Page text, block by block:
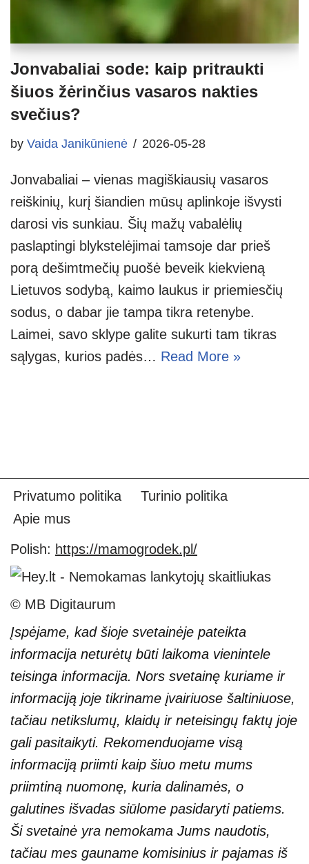
Jonvabaliai sode: kaip pritraukti
šiuos žėrinčius vasaros nakties
svečius?
by Vaida Janikūnienė 2026-05-28
Jonvabaliai – vienas magiškiausių vasaros
reiškinių, kurį šiandien mūsų aplinkoje išvysti
darosi vis sunkiau. Šių mažų vabalėlių
paslaptingi blykstelėjimai tamsoje dar prieš
porą dešimtmečių puošė beveik kiekvieną
Lietuvos sodybą, kaimo laukus ir priemiesčių
sodus, o dabar jie tampa tikra retenybe.
Laimei, savo sklype galite sukurti tam tikras
sąlygas, kurios padės… Read More »
Privatumo politika
Turinio politika
Apie mus
Polish: https://mamogrodek.pl/
© MB Digitaurum
Įspėjame, kad šioje svetainėje pateikta
informacija neturėtų būti laikoma vienintele
teisinga informacija. Nors svetainę kuriame ir
informaciją joje tikriname įvairiuose šaltiniuose,
tačiau netikslumų, klaidų ir neteisingų faktų joje
gali pasitaikyti. Rekomenduojame visą
informaciją priimti kaip šiuo metu mums
priimtiną nuomonę, kuria dalinamės, o
galutines išvadas siūlome pasidaryti patiems.
Ši svetainė yra nemokama Jums naudotis,
tačiau mes gauname komisinius ir pajamas iš